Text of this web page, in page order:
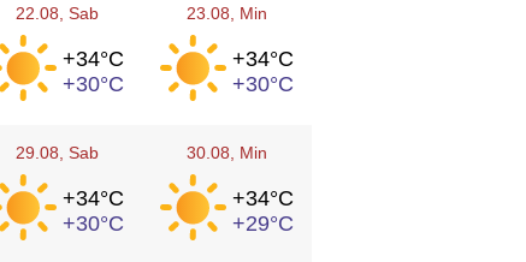
22.08 , Sab
+34°C
+30°C
23.08 , Min
+34°C
+30°C
29.08 , Sab
+34°C
+30°C
30.08 , Min
+34°C
+29°C